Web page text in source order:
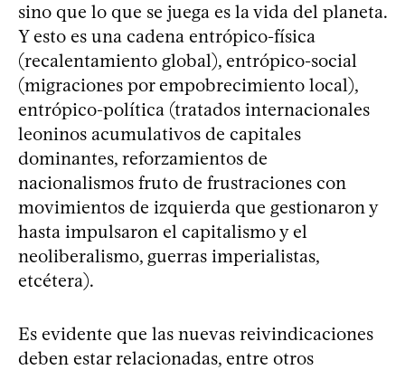
sino que lo que se juega es la vida del planeta.
Y esto es una cadena entrópico-física
(recalentamiento global), entrópico-social
(migraciones por empobrecimiento local),
entrópico-política (tratados internacionales
leoninos acumulativos de capitales
dominantes, reforzamientos de
nacionalismos fruto de frustraciones con
movimientos de izquierda que gestionaron y
hasta impulsaron el capitalismo y el
neoliberalismo, guerras imperialistas,
etcétera).
Es evidente que las nuevas reivindicaciones
deben estar relacionadas, entre otros